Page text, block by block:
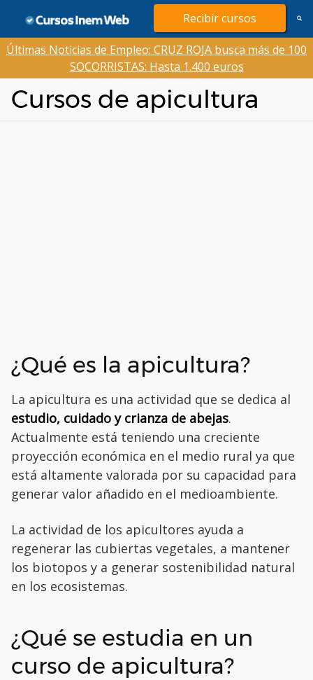
contenido
Recibir cursos
Últimas Noticias de Empleo: CRUZ ROJA busca más de 100
SOCORRISTAS: Hasta 1.400 euros
Cursos de apicultura
¿Qué es la apicultura?
La apicultura es una actividad que se dedica al
estudio, cuidado y crianza de abejas.
Actualmente está teniendo una creciente
proyección económica en el medio rural ya que
está altamente valorada por su capacidad para
generar valor añadido en el medioambiente.
La actividad de los apicultores ayuda a
regenerar las cubiertas vegetales, a mantener
los biotopos y a generar sostenibilidad natural
en los ecosistemas.
¿Qué se estudia en un
curso de apicultura?